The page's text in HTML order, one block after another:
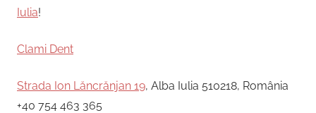
Iulia!
Clami Dent
Strada Ion Lăncrănjan 19, Alba Iulia 510218, România
+40 754 463 365